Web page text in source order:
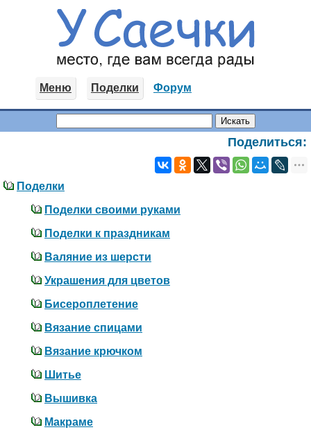
Меню Поделки Форум
Поделиться:
Поделки
Поделки своими руками
Поделки к праздникам
Валяние из шерсти
Украшения для цветов
Бисероплетение
Вязание спицами
Вязание крючком
Шитье
Вышивка
Макраме